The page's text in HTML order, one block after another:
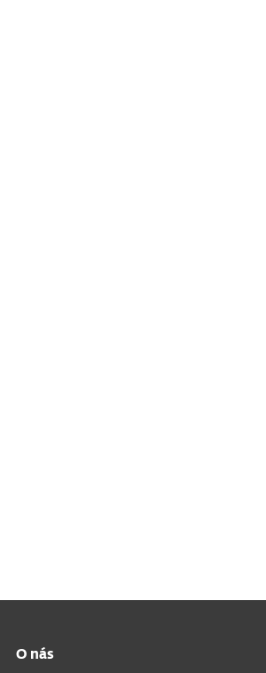
O nás